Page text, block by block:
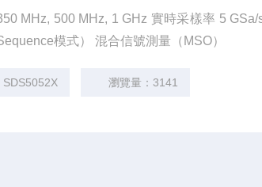
MHz, 500 MHz, 1 GHz 實時采樣率 5 GSa/
模式） 混合信號測量（MSO）
SDS5052X 瀏覽量：3141